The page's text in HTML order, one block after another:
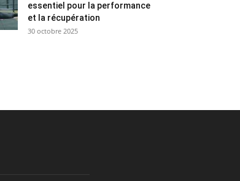
essentiel pour la performance
et la récupération
30 octobre 2025